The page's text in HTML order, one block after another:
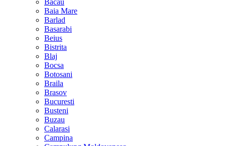
Bacau
Baia Mare
Barlad
Basarabi
Beius
Bistrita
Blaj
Bocsa
Botosani
Braila
Brasov
Bucuresti
Busteni
Buzau
Calarasi
Campina